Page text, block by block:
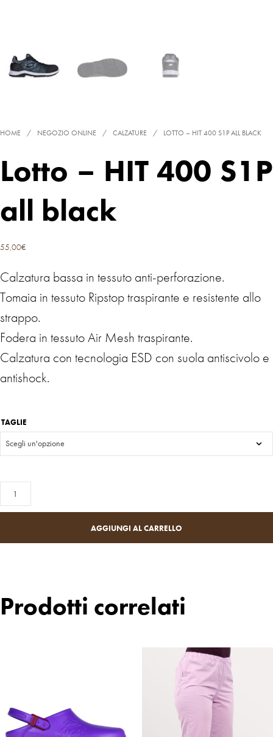
HOME / NEGOZIO ONLINE / CALZATURE / LOTTO – HIT 400 S1P ALL BLACK
Lotto – HIT 400 S1P
all black
55,00€
Calzatura bassa in tessuto anti-perforazione.
Tomaia in tessuto Ripstop traspirante e resistente allo
strappo.
Fodera in tessuto Air Mesh traspirante.
Calzatura con tecnologia ESD con suola antiscivolo e
antishock.
TAGLIE
AGGIUNGI AL CARRELLO
Prodotti correlati